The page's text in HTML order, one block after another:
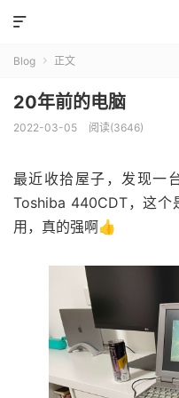

Blog  正文
20年前的电脑
2022-03-05 阅读(3646)
最近收拾屋子，发现一
Toshiba 440CDT，这个
用，真的强啊👍